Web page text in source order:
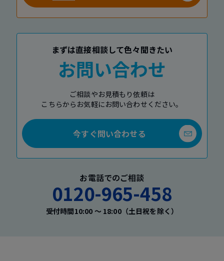
まずは直接相談して色々聞きたい
お問い合わせ
ご相談やお見積もり依頼は
こちらからお気軽にお問い合わせください。
今すぐ問い合わせる
お電話でのご相談
0120-965-458
受付時間10:00 〜 18:00（土日祝を除く）